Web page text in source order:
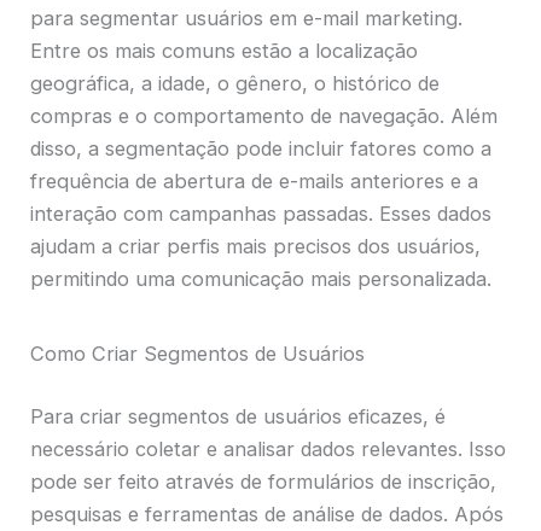
para segmentar usuários em e-mail marketing.
Entre os mais comuns estão a localização
geográfica, a idade, o gênero, o histórico de
compras e o comportamento de navegação. Além
disso, a segmentação pode incluir fatores como a
frequência de abertura de e-mails anteriores e a
interação com campanhas passadas. Esses dados
ajudam a criar perfis mais precisos dos usuários,
permitindo uma comunicação mais personalizada.
Como Criar Segmentos de Usuários
Para criar segmentos de usuários eficazes, é
necessário coletar e analisar dados relevantes. Isso
pode ser feito através de formulários de inscrição,
pesquisas e ferramentas de análise de dados. Após